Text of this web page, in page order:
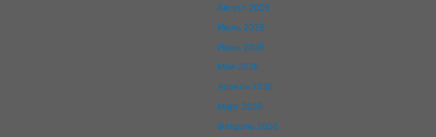
Август 2026
Июль 2026
Июнь 2026
Май 2026
Апрель 2026
Март 2026
Февраль 2026